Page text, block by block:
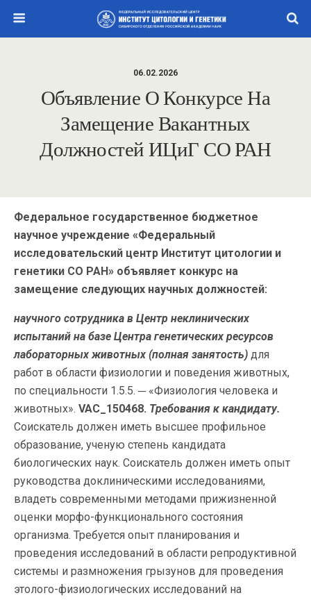
06.02.2026
Объявление О Конкурсе На
Замещение Вакантных
Должностей ИЦиГ СО РАН
Федеральное государственное бюджетное
научное учреждение «Федеральный
исследовательский центр Институт цитологии и
генетики СО РАН» объявляет конкурс на
замещение следующих научных должностей:
научного сотрудника в Центр неклинических
испытаний на базе Центра генетических ресурсов
лабораторных животных (полная занятость) для
работ в области физиологии и поведения животных,
по специальности 1.5.5. ─ «Физиология человека и
животных». VAC_150468. Требования к кандидату.
Соискатель должен иметь высшее профильное
образование, ученую степень кандидата
биологических наук. Соискатель должен иметь опыт
руководства доклиническими исследованиями,
владеть современными методами прижизненной
оценки морфо-функционального состояния
организма. Требуется опыт планирования и
проведения исследований в области репродуктивной
системы и размножения грызунов для проведения
этолого-физиологических исследований на